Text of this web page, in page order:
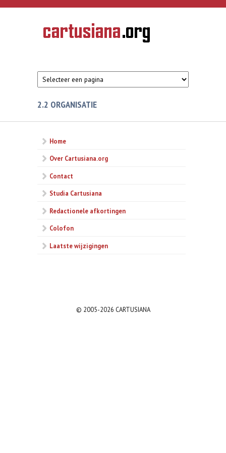
Overslaan en naar de inhoud gaan
CARTUSIANA
Geschiedenis
van de
2.2 ORGANISATIE
Home
Over Cartusiana.org
Contact
Studia Cartusiana
Redactionele afkortingen
Colofon
Laatste wijzigingen
© 2005-2026 CARTUSIANA